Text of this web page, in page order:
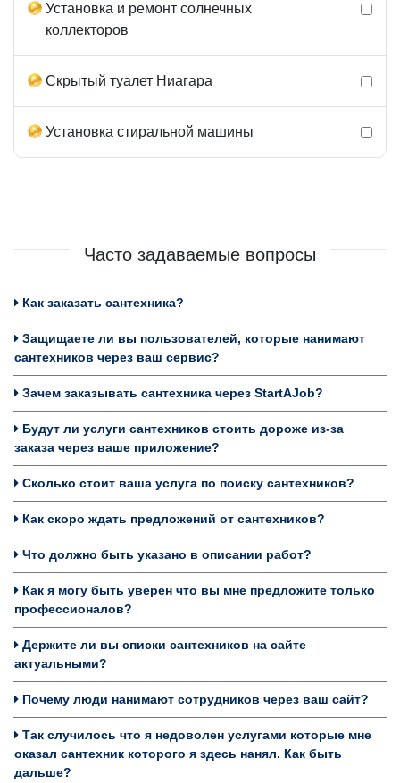
Установка и ремонт солнечных
коллекторов
Скрытый туалет Ниагара
Установка стиральной машины
Часто задаваемые вопросы
Как заказать сантехника?
Защищаете ли вы пользователей, которые нанимают
сантехников через ваш сервис?
Зачем заказывать сантехника через StartAJob?
Будут ли услуги сантехников стоить дороже из-за
заказа через ваше приложение?
Сколько стоит ваша услуга по поиску сантехников?
Как скоро ждать предложений от сантехников?
Что должно быть указано в описании работ?
Как я могу быть уверен что вы мне предложите только
профессионалов?
Держите ли вы списки сантехников на сайте
актуальными?
Почему люди нанимают сотрудников через ваш сайт?
Так случилось что я недоволен услугами которые мне
оказал сантехник которого я здесь нанял. Как быть
дальше?